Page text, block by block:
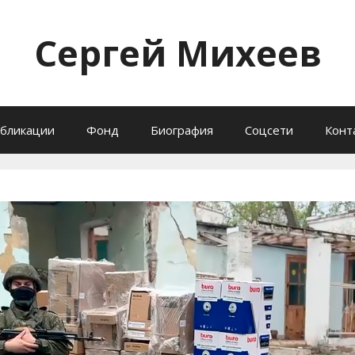
Сергей Михеев
Фонд Биография Соцсети